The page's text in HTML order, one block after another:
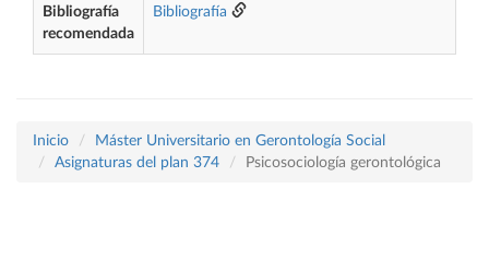
Bibliografía
recomendada
Bibliografía
Inicio
Máster Universitario en Gerontología Social
Asignaturas del plan 374
Psicosociología gerontológica